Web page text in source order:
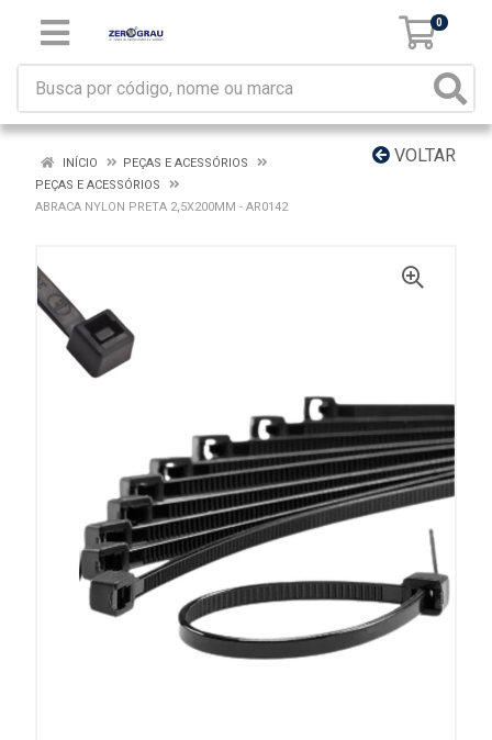
0
VOLTAR
INÍCIO
PEÇAS E ACESSÓRIOS
PEÇAS E ACESSÓRIOS
ABRACA NYLON PRETA 2,5X200MM - AR0142